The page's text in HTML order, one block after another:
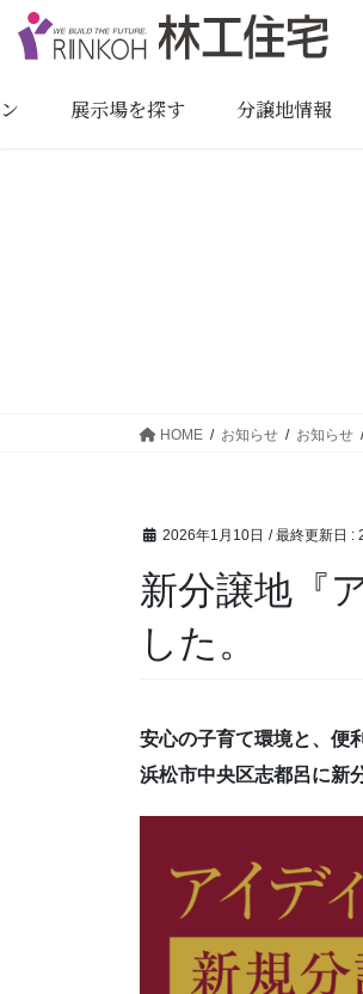
展示場を探す 分譲地情報
HOME お知らせ お知らせ
2026年1月10日 / 最終更新日 :
新分譲地『
した。
安心の子育て環境と、便
浜松市中央区志都呂に新